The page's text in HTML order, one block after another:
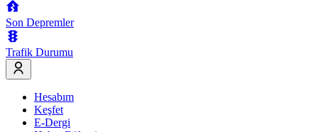
Son Depremler
Trafik Durumu
Hesabım
Keşfet
E-Dergi